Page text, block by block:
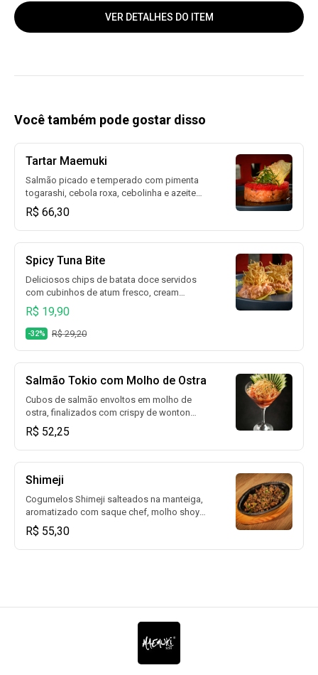
VER DETALHES DO ITEM
Você também pode gostar disso
Tartar Maemuki
Salmão picado e temperado com pimenta
togarashi, cebola roxa, cebolinha e azeite
trufado, coberto com ovas de massago e
raspas de limão siciliano. Servido com
molho Maemuki e acompanhado de chips
de batata doce.
R$ 66,30
Spicy Tuna Bite
Deliciosos chips de batata doce servidos
com cubinhos de atum fresco, cream
cheese e um toque picante de pimenta
sriracha, finalizados com crispy de alho-
poró. 03 unidades
R$ 19,90
-32% R$ 29,20
Salmão Tokio com Molho de Ostra
Cubos de salmão envoltos em molho de
ostra, finalizados com crispy de wonton
para um toque crocante e sofisticado. Uma
combinação perfeita de texturas e sabores
orientais.
R$ 52,25
Shimeji
Cogumelos Shimeji salteados na manteiga,
aromatizado com saque chef, molho shoyu
e finalizado com cebolinha.
R$ 55,30